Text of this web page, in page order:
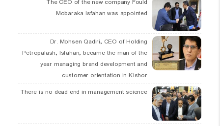
The CEO of the new company Fould
Mobaraka Isfahan was appointed
Dr. Mohsen Qadiri, CEO of Holding
Petropalash, Isfahan, became the man of the
year managing brand development and
customer orientation in Kishor
There is no dead end in management science